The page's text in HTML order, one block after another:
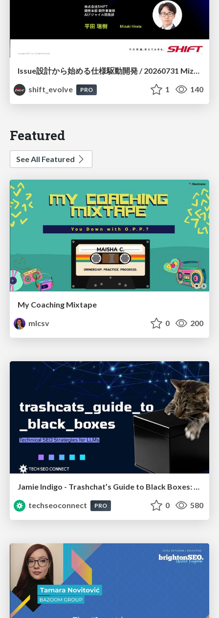
Issue設計から始める仕様駆動開発 / 20260731 Mizuki Hirata
shift_evolve
PRO 1 140
Featured
See All Featured
My Coaching Mixtape
mlcsv
0 200
Jamie Indigo - Trashchat’s Guide to Black Boxes: Technical SEO Tactics for LLMs
techseoconnect
PRO 0 580